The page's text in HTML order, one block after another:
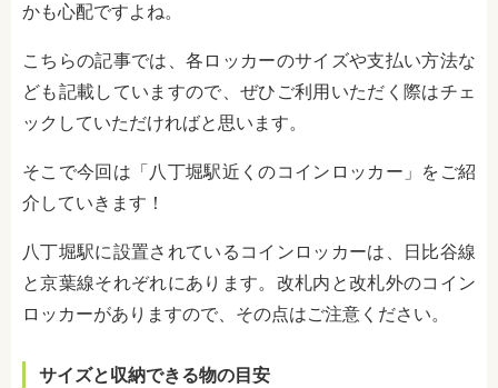
かも心配ですよね。
こちらの記事では、各ロッカーのサイズや支払い方法な
ども記載していますので、ぜひご利用いただく際はチェ
ックしていただければと思います。
そこで今回は「八丁堀駅近くのコインロッカー」をご紹
介していきます！
八丁堀駅に設置されているコインロッカーは、日比谷線
と京葉線それぞれにあります。改札内と改札外のコイン
ロッカーがありますので、その点はご注意ください。
サイズと収納できる物の目安